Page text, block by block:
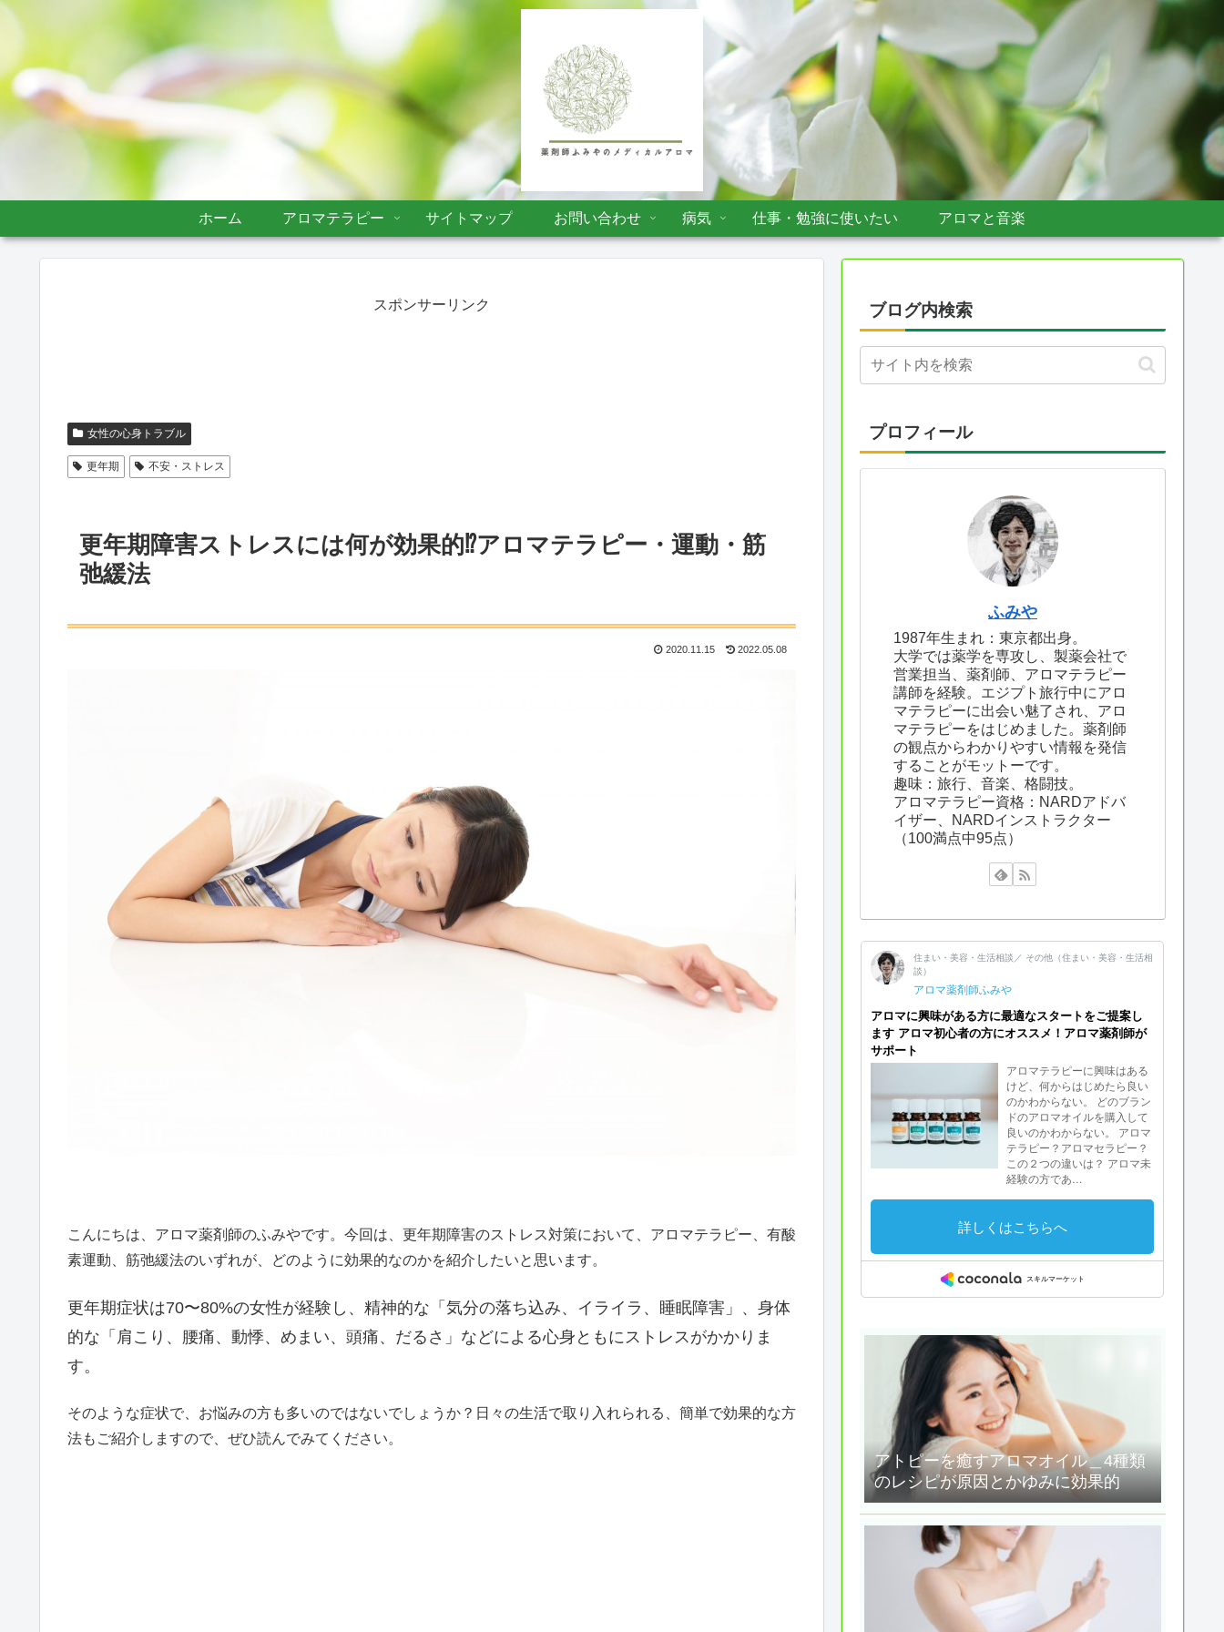
ホーム アロマテラピー サイトマップ お問い合わせ 病気 仕事・勉強に使いたい アロマと音楽
スポンサーリンク
女性の心身トラブル
更年期 不安・ストレス
更年期障害ストレスには何が効果的⁉︎アロマテラピー・運動・筋
弛緩法
2020.11.15 2022.05.08
こんにちは、アロマ薬剤師のふみやです。今回は、更年期障害のストレス対策において、アロマテラピー、有酸
素運動、筋弛緩法のいずれが、どのように効果的なのかを紹介したいと思います。
更年期症状は70〜80%の女性が経験し、精神的な「気分の落ち込み、イライラ、睡眠障害」、身体
的な「肩こり、腰痛、動悸、めまい、頭痛、だるさ」などによる心身ともにストレスがかかりま
す。
そのような症状で、お悩みの方も多いのではないでしょうか？日々の生活で取り入れられる、簡単で効果的な方
法もご紹介しますので、ぜひ読んでみてください。
ブログ内検索
プロフィール
ふみや
1987年生まれ：東京都出身。
大学では薬学を専攻し、製薬会社で
営業担当、薬剤師、アロマテラピー
講師を経験。エジプト旅行中にアロ
マテラピーに出会い魅了され、アロ
マテラピーをはじめました。薬剤師
の観点からわかりやすい情報を発信
することがモットーです。
趣味：旅行、音楽、格闘技。
アロマテラピー資格：NARDアドバ
イザー、NARDインストラクター
（100満点中95点）
アトピーを癒すアロマオイル＿4種類
のレシピが原因とかゆみに効果的